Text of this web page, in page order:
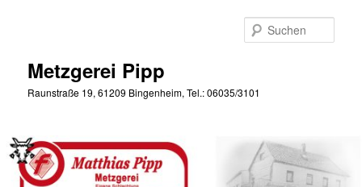
Metzgerei Pipp
Raunstraße 19, 61209 Bingenheim, Tel.: 06035/3101